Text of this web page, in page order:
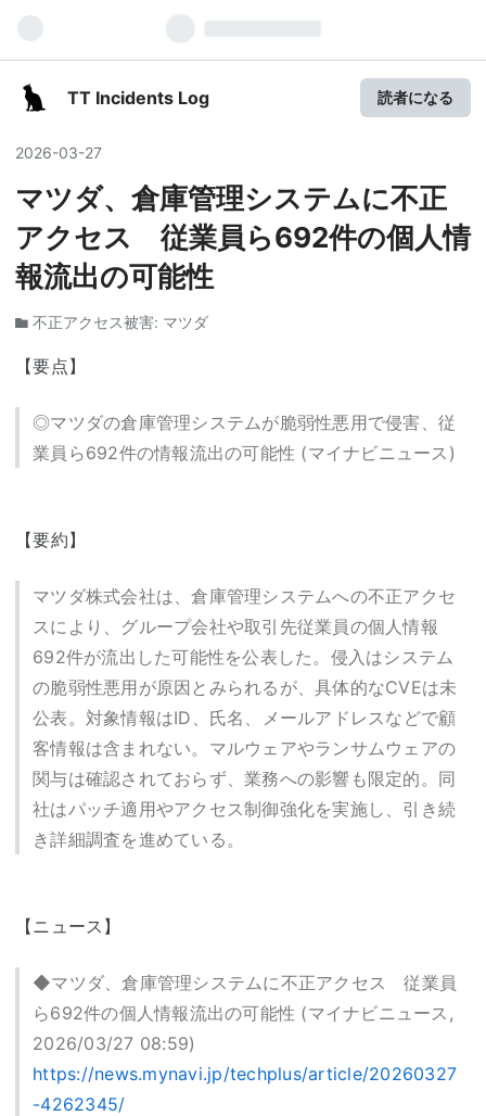
TT Incidents Log 読者になる
2026-03-27
マツダ、倉庫管理システムに不正
アクセス 従業員ら692件の個人情
報流出の可能性
不正アクセス被害: マツダ
【要点】
◎マツダの倉庫管理システムが脆弱性悪用で侵害、従
業員ら692件の情報流出の可能性 (マイナビニュース)
【要約】
マツダ株式会社は、倉庫管理システムへの不正アクセ
スにより、グループ会社や取引先従業員の個人情報
692件が流出した可能性を公表した。侵入はシステム
の脆弱性悪用が原因とみられるが、具体的なCVEは未
公表。対象情報はID、氏名、メールアドレスなどで顧
客情報は含まれない。マルウェアやランサムウェアの
関与は確認されておらず、業務への影響も限定的。同
社はパッチ適用やアクセス制御強化を実施し、引き続
き詳細調査を進めている。
【ニュース】
◆マツダ、倉庫管理システムに不正アクセス 従業員
ら692件の個人情報流出の可能性 (マイナビニュース,
2026/03/27 08:59)
https://news.mynavi.jp/techplus/article/20260327
-4262345/